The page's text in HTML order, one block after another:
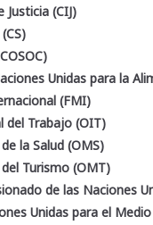
(CIJ)
Unidas para la
(FMI)
del Trabajo (OIT)
la Salud (OMS)
Turismo (OMT)
de las Naciones
Unidas para el